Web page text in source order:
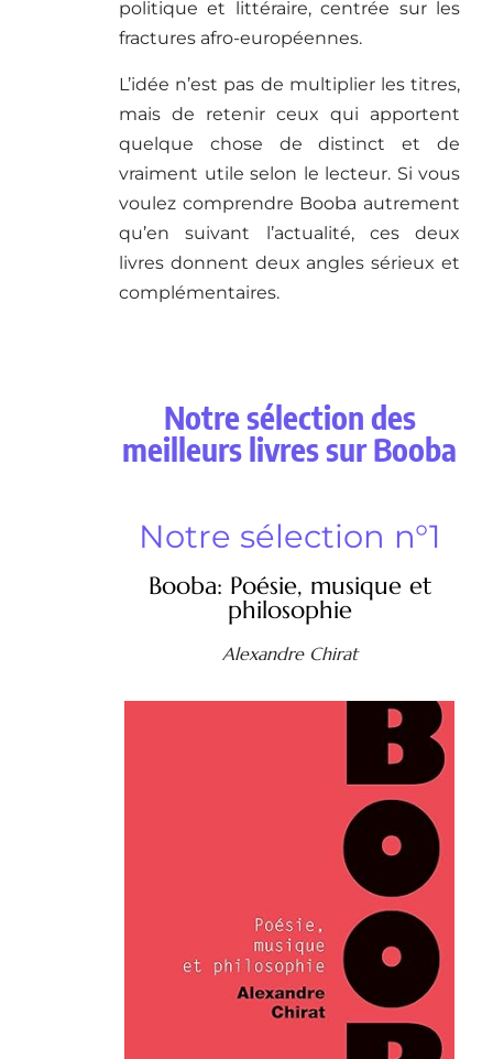
politique et littéraire, centrée sur les
fractures afro-européennes.
L’idée n’est pas de multiplier les titres,
mais de retenir ceux qui apportent
quelque chose de distinct et de
vraiment utile selon le lecteur. Si vous
voulez comprendre Booba autrement
qu’en suivant l’actualité, ces deux
livres donnent deux angles sérieux et
complémentaires.
Notre sélection des
meilleurs livres sur Booba
Notre sélection n°1
Booba: Poésie, musique et
philosophie
Alexandre Chirat